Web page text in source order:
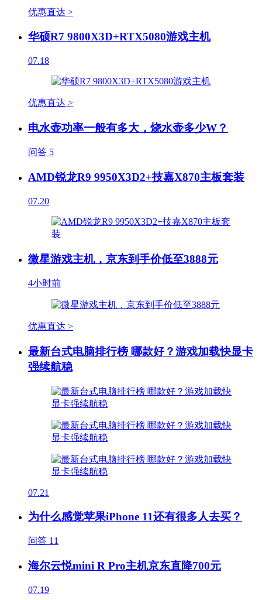
优惠直达 >
华硕R7 9800X3D+RTX5080游戏主机
07.18
优惠直达 >
电水壶功率一般有多大，烧水壶多少W？
问答 5
AMD锐龙R9 9950X3D2+技嘉X870主板套装
07.20
微星游戏主机，京东到手价低至3888元
4小时前
优惠直达 >
最新台式电脑排行榜 哪款好？游戏加载快显卡
强续航稳
07.21
为什么感觉苹果iPhone 11还有很多人去买？
问答 11
海尔云悦mini R Pro主机京东直降700元
07.19